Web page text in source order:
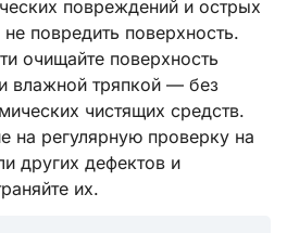
повреждений и острых
повредить поверхность.
очищайте поверхность
влажной тряпкой — без
чистящих средств.
на регулярную проверку на
других дефектов и
их.